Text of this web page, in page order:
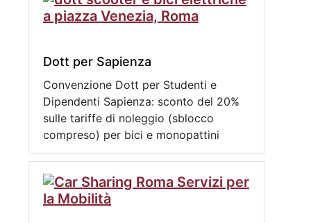
Dott per Sapienza
Convenzione Dott per Studenti e
Dipendenti Sapienza: sconto del 20%
sulle tariffe di noleggio (sblocco
compreso) per bici e monopattini